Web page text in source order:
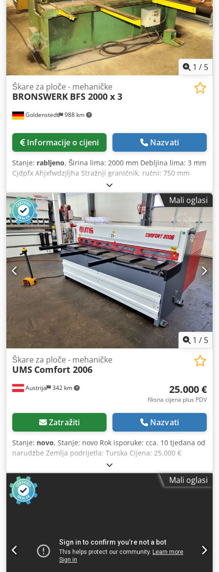
1 / 5
Goldenstedt 988 km
Škare za ploče - mehaničke
BRONSWERK BFS 2000 x 3
Informacije o cijeni Nazvati
Stanje: rabljeno, Širina lima: 2000 mm Debljina lima: 3 mm
Cjdpfx Ahjxfwdzjljha Stražnji graničnik, ručni: 750 mm
Dimenzije cca: 2800 x 1120 x 1510 mm Težina cca: 1800 kg
Mehaničke ručne škare za lim Uključuje 1 par rezervnih
noževa Stroj je bio povremeno u upotrebi do kraja.Mali oglasi
1 / 5
Austrija 342 km
Škare za ploče - mehaničke
UMS Comfort 2006
25.000 €
fiksna cijena plus PDV
Zatražiti Nazvati
Stanje: novo, Stanje: novo Rok isporuke: cca. 10 tjedana od
narudžbe Zemlja podrijetla: Turska Cijena: 25.000 €
Leasing rata: 480 € Duljina rezanja: 2050 mm Maks.
debljina lima - konstrukcijski čelik: 6 mm Broj hodova: 30
1/min Kut rezanja: 2,3 ° Stražnji graničnik: 750 mm Snaga
motora: 7,5 kW Visina stola: 800 mm Širina stola: 530 mm
Duljina stola: 2355 mm Duljina: 2720 mm Širina: 1630 mm
upravljanje 2 rezna ruba na gornjem nožu, 4 rezna ruba
na donjem nožu Bočni graničnik 1000 mm s mjernom
skalom, T-utor i graničnik s blokadom 2 oslonca za lim
Mali oglasi